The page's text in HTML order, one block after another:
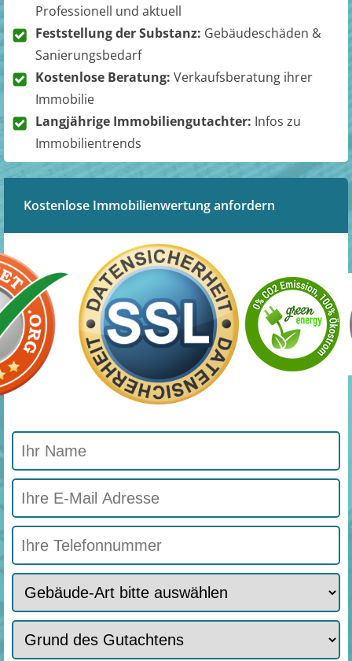
Professionell und aktuell
Feststellung der Substanz: Gebäudeschäden &
Sanierungsbedarf
Kostenlose Beratung: Verkaufsberatung ihrer
Immobilie
Langjährige Immobiliengutachter: Infos zu
Immobilientrends
Kostenlose Immobilienwertung anfordern